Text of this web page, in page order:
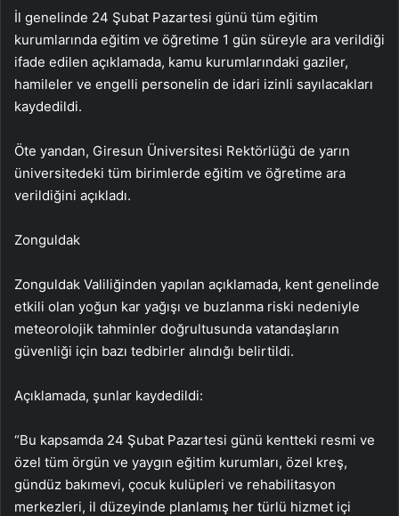
İl genelinde 24 Şubat Pazartesi günü tüm eğitim
kurumlarında eğitim ve öğretime 1 gün süreyle ara verildiği
ifade edilen açıklamada, kamu kurumlarındaki gaziler,
hamileler ve engelli personelin de idari izinli sayılacakları
kaydedildi.
Öte yandan, Giresun Üniversitesi Rektörlüğü de yarın
üniversitedeki tüm birimlerde eğitim ve öğretime ara
verildiğini açıkladı.
Zonguldak
Zonguldak Valiliğinden yapılan açıklamada, kent genelinde
etkili olan yoğun kar yağışı ve buzlanma riski nedeniyle
meteorolojik tahminler doğrultusunda vatandaşların
güvenliği için bazı tedbirler alındığı belirtildi.
Açıklamada, şunlar kaydedildi:
“Bu kapsamda 24 Şubat Pazartesi günü kentteki resmi ve
özel tüm örgün ve yaygın eğitim kurumları, özel kreş,
gündüz bakımevi, çocuk kulüpleri ve rehabilitasyon
merkezleri, il düzeyinde planlamış her türlü hizmet içi